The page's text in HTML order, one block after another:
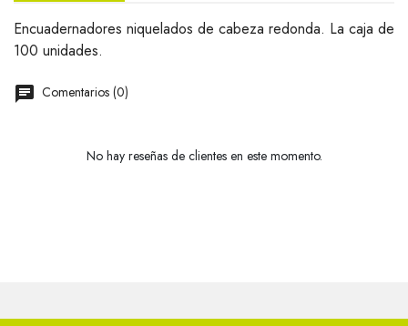
Encuadernadores niquelados de cabeza redonda. La caja de
100 unidades.
Comentarios (0)
No hay reseñas de clientes en este momento.